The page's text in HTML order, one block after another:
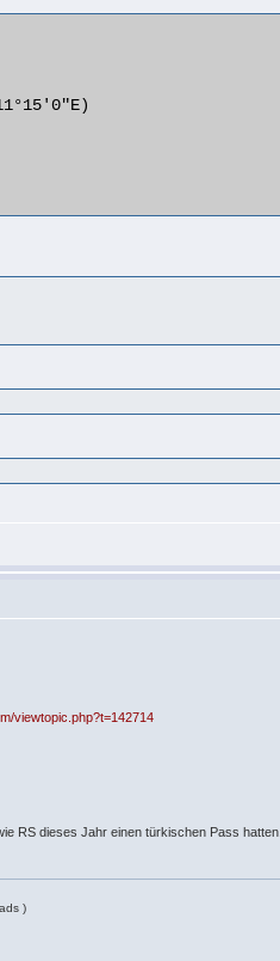
viewtopic.php?t=142714
RS dieses Jahr einen türkischen Pass hatten.
)